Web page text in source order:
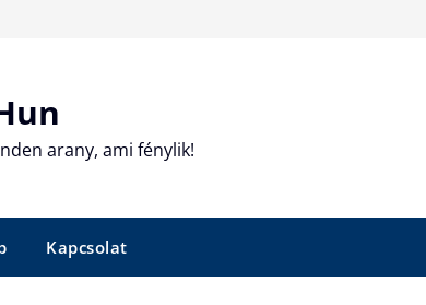
arany, ami fénylik!
Kapcsolat